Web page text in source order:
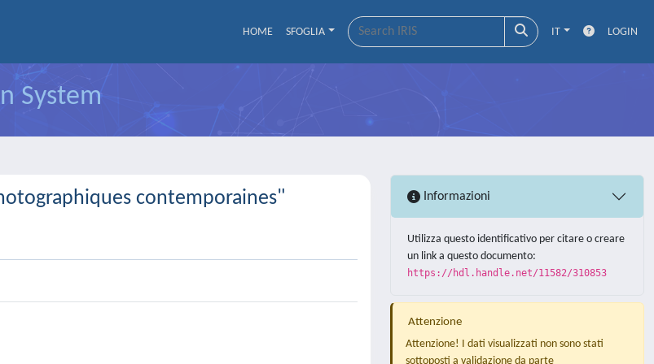
HOME SFOGLIA IT LOGIN
System
contemporaines" Informazioni
Utilizza questo identificativo per citare o creare
un link a questo documento:
https://hdl.handle.net/11582/310853
Attenzione
Attenzione! I dati visualizzati non sono stati
sottoposti a validazione da parte